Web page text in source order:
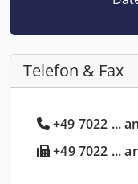
Telefon & Fax
+49 7022 ...
+49 7022 ...